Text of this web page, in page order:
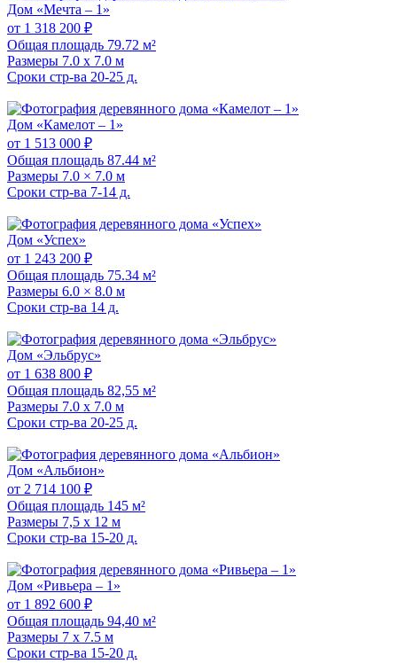
Дом «Мечта – 1»
от 1 318 200 ₽
Общая площадь 79.72 м²
Размеры 7.0 x 7.0 м
Сроки стр-ва 20-25 д.
Дом «Камелот – 1»
от 1 513 000 ₽
Общая площадь 87.44 м²
Размеры 7.0 × 7.0 м
Сроки стр-ва 7-14 д.
Дом «Успех»
от 1 243 200 ₽
Общая площадь 75.34 м²
Размеры 6.0 × 8.0 м
Сроки стр-ва 14 д.
Дом «Эльбрус»
от 1 638 800 ₽
Общая площадь 82,55 м²
Размеры 7.0 x 7.0 м
Сроки стр-ва 20-25 д.
Дом «Альбион»
от 2 714 100 ₽
Общая площадь 145 м²
Размеры 7,5 х 12 м
Сроки стр-ва 15-20 д.
Дом «Ривьера – 1»
от 1 892 600 ₽
Общая площадь 94,40 м²
Размеры 7 x 7.5 м
Сроки стр-ва 15-20 д.